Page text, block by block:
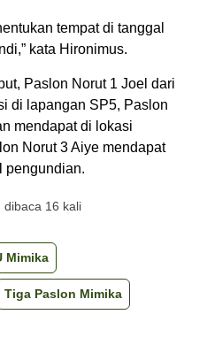
tempat di tanggal
kata Hironimus.
Paslon Norut 1 Joel dari
di lapangan SP5, Paslon
mendapat di lokasi
Norut 3 Aiye mendapat
pengundian.
dibaca 16 kali
Mimika
Tiga Paslon Mimika